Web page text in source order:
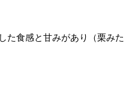
た食感と甘みがあり（栗みた